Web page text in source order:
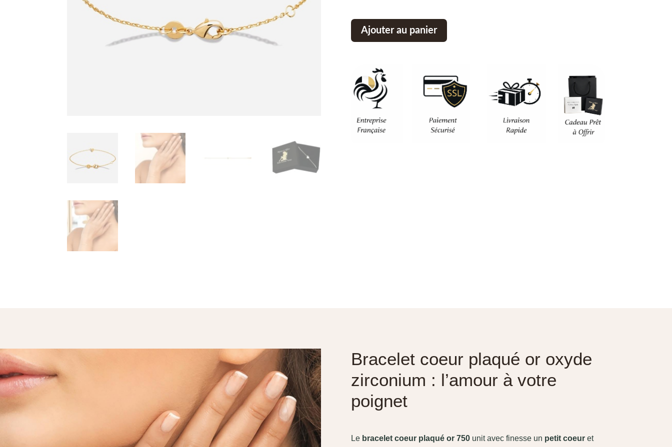
Ajouter au panier
Bracelet coeur plaqué or oxyde
zirconium : l’amour à votre
poignet
Le bracelet coeur plaqué or 750unit avec finesse un petit coeuret